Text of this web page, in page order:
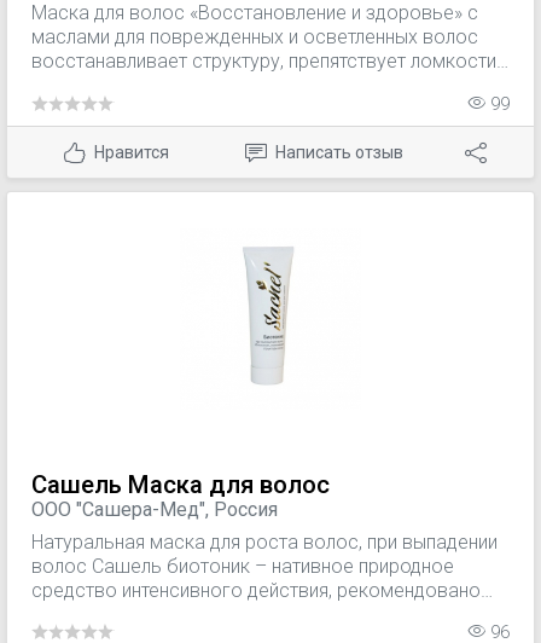
Маска для волос «Восстановление и здоровье» с
маслами для поврежденных и осветленных волос
восстанавливает структуру, препятствует ломкости
тормозят процессы старения, сохраняют коллаген -
эластичную основу нашей кожи, отвечает за
упругость. Дефицит омега 6 приводит к сухости
кожи головы, ломкости волос расслоение ногтей;
удерживают влагу, повышают эластичность кожи и
99
Нравится Написать отзыв
Сашель Маска для волос
ООО "Сашера-Мед", Россия
Натуральная маска для роста волос, при выпадении
волос Сашель биотоник – нативное природное
средство интенсивного действия, рекомендовано
96